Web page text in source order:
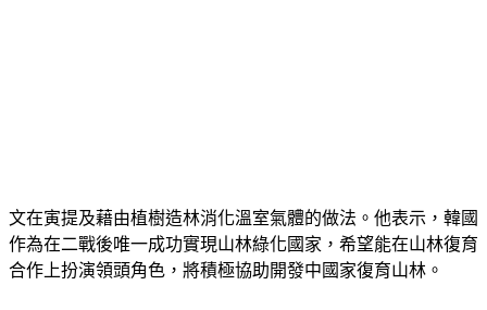
文在寅提及藉由植樹造林消化溫室氣體的做法。他表示，韓國
作為在二戰後唯一成功實現山林綠化國家，希望能在山林復育